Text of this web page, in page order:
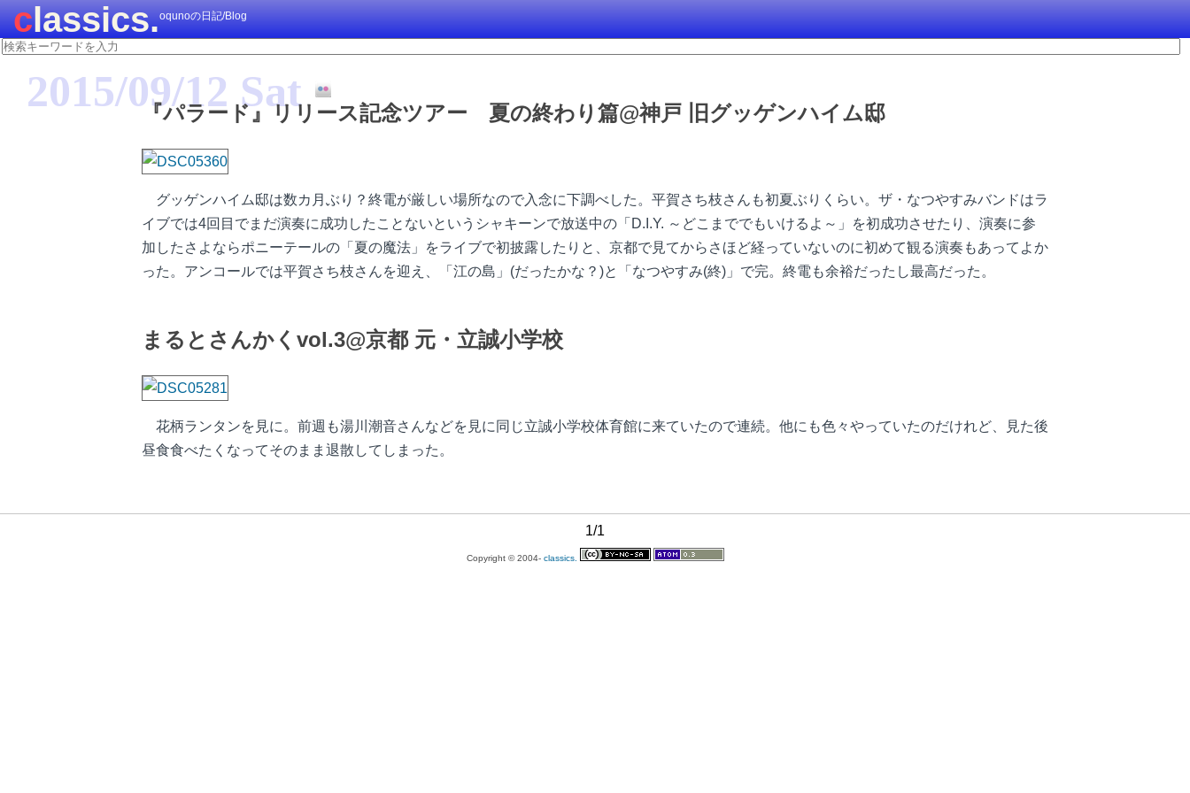
classics.oqunoの日記/Blog
2015/09/12 Sat
『パラード』リリース記念ツアー 夏の終わり篇@神戸 旧グッゲンハイム邸
グッゲンハイム邸は数カ月ぶり？終電が厳しい場所なので入念に下調べした。平賀さち枝さんも初夏ぶりくらい。ザ・なつやすみバンドはラ
イブでは4回目でまだ演奏に成功したことないというシャキーンで放送中の「D.I.Y. ～どこまででもいけるよ～」を初成功させたり、演奏に参
加したさよならポニーテールの「夏の魔法」をライブで初披露したりと、京都で見てからさほど経っていないのに初めて観る演奏もあってよか
った。アンコールでは平賀さち枝さんを迎え、「江の島」(だったかな？)と「なつやすみ(終)」で完。終電も余裕だったし最高だった。
まるとさんかくvol.3@京都 元・立誠小学校
花柄ランタンを見に。前週も湯川潮音さんなどを見に同じ立誠小学校体育館に来ていたので連続。他にも色々やっていたのだけれど、見た後
昼食食べたくなってそのまま退散してしまった。
1/1
Copyright © 2004- classics.